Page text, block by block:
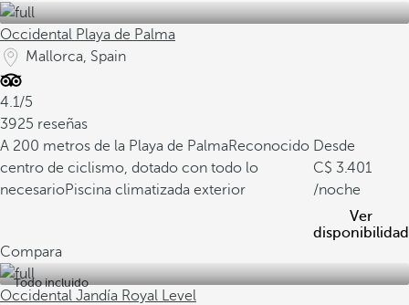
Occidental Playa de Palma
Mallorca, Spain
4.1/5
3925 reseñas
A 200 metros de la Playa de PalmaReconocido
centro de ciclismo, dotado con todo lo
necesarioPiscina climatizada exterior
Desde
3.401
/noche
Ver
disponibilidad
Compara
Todo incluido
Occidental Jandía Royal Level